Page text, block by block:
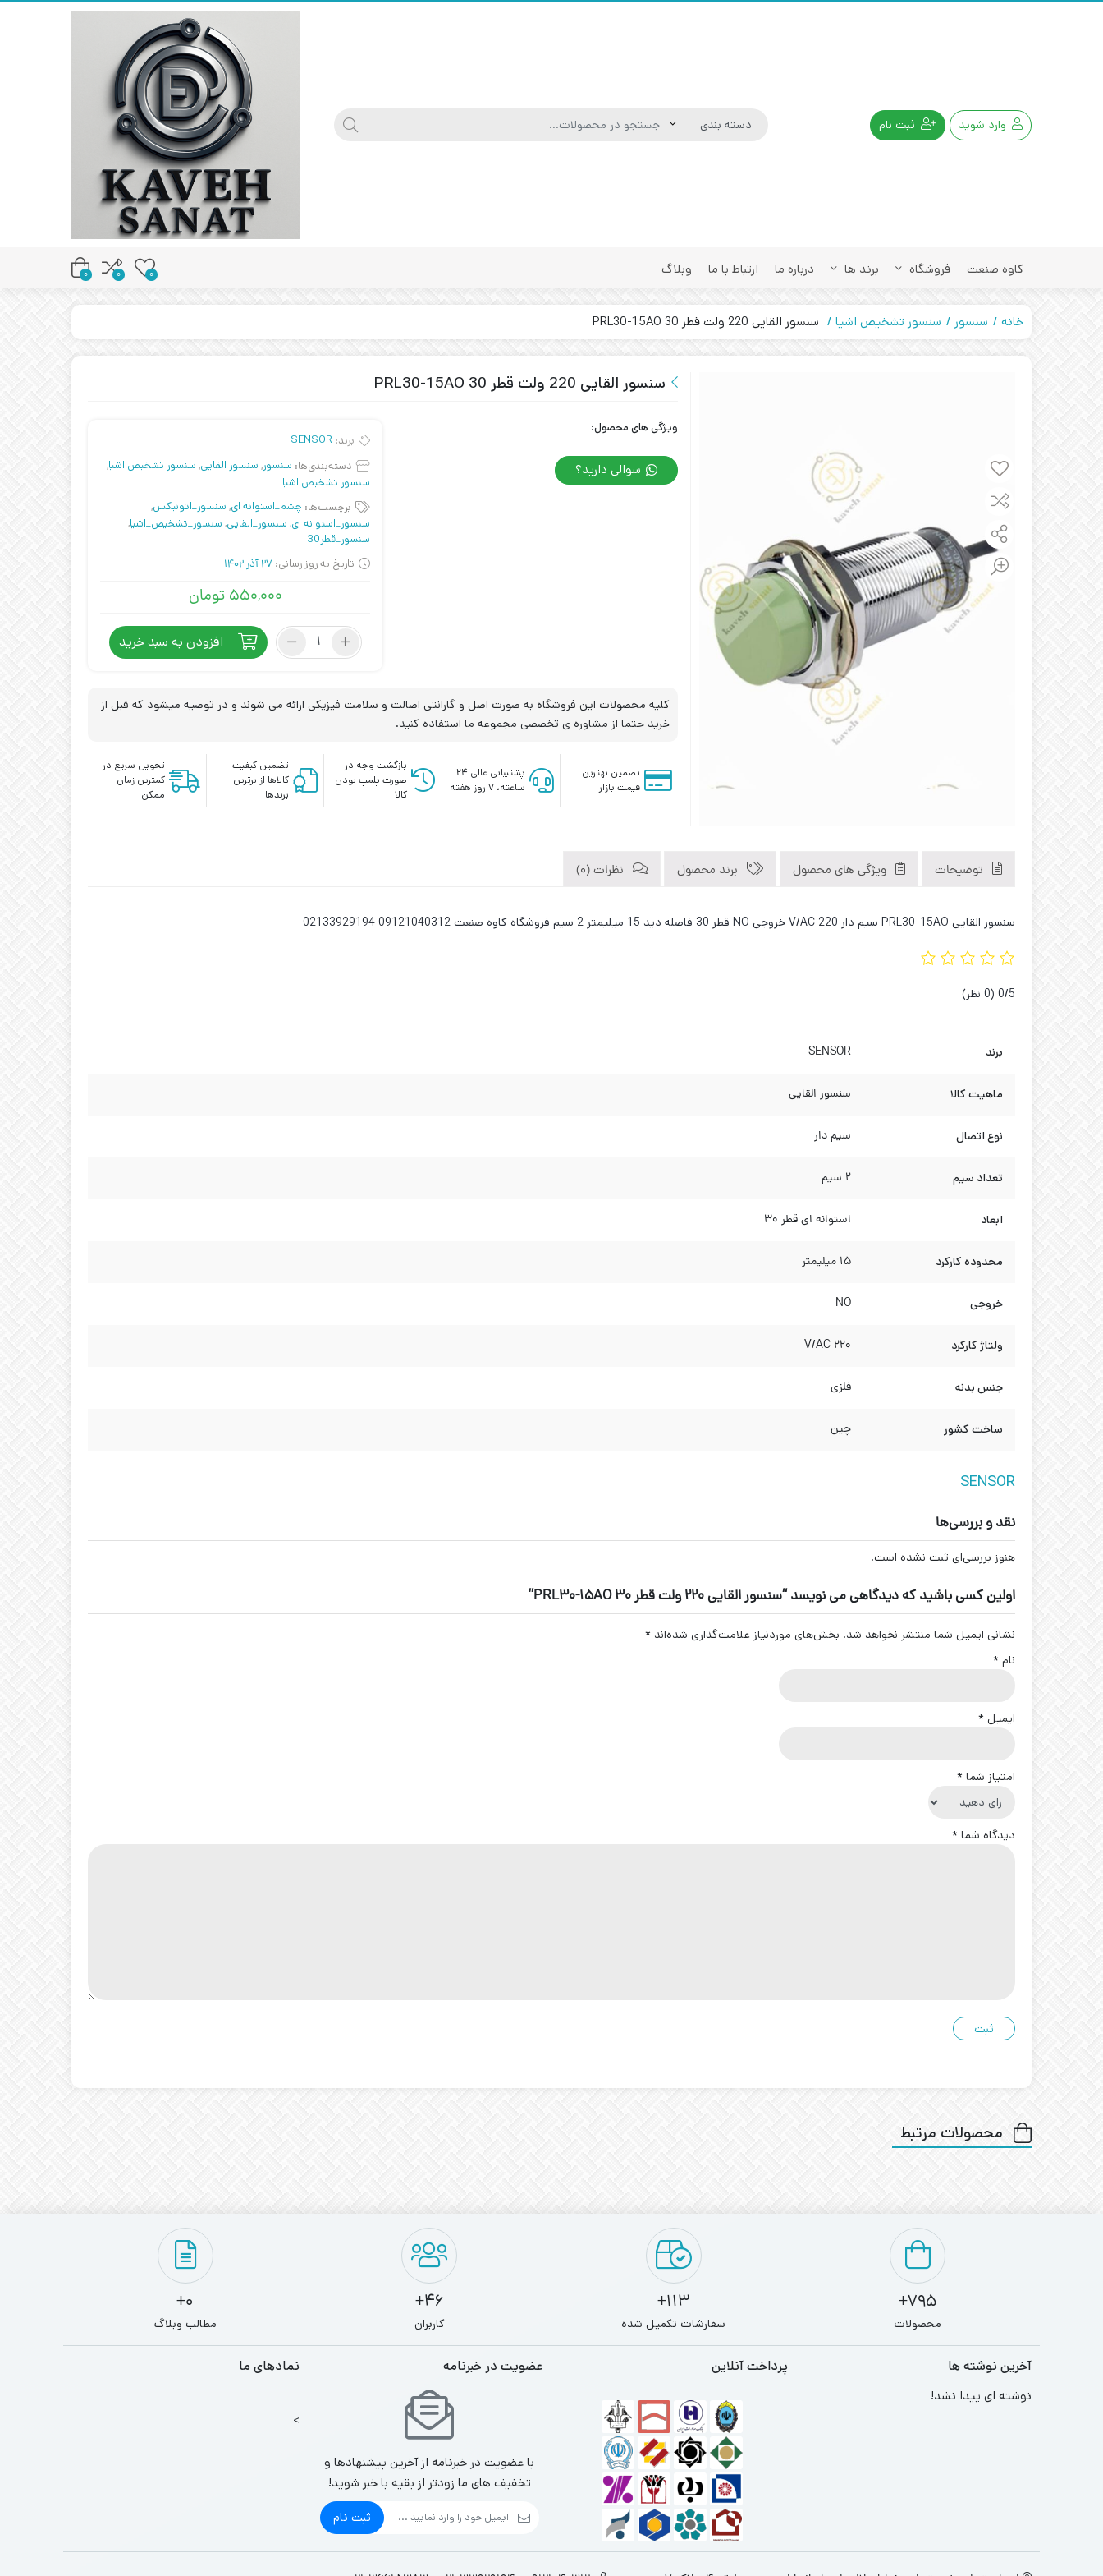
وارد شوید ثبت نام
کاوه صنعت فروشگاه برند ها درباره ما ارتباط با ما وبلاگ 0
0
0
خانه سنسور سنسور تشخیص اشیا سنسور القایی 220 ولت قطر 30 PRL30-15AO
سنسور القایی 220 ولت قطر 30 PRL30-15AO
ویژگی های محصول:
سوالی دارید؟
برند: SENSOR
دسته‌بندی‌ها: سنسور, سنسور القایی, سنسور تشخیص اشیا,
سنسور تشخیص اشیا
برچسب‌ها: چشم_استوانه ای, سنسور_اتونیکس,
سنسور_استوانه ای, سنسور_القایی, سنسور_تشخیص_اشیا,
سنسور_قطر30
تاریخ به روز رسانی: 27 آذر 1402
۵۵۰,۰۰۰ تومان
سنسور
قطر
15AO
عدد
افزودن به سبد خرید
کلیه محصولات این فروشگاه به صورت اصل و گارانتی اصالت و سلامت فیزیکی ارائه می شوند و در توصیه میشود که قبل از
خرید حتما از مشاوره ی تخصصی مجموعه ما استفاده کنید.
تضمین بهترین
قیمت بازار
پشتیبانی عالی ۲۴
ساعته، ۷ روز هفته
بازگشت وجه در
صورت پلمپ بودن
کالا
تضمین کیفیت
کالاها از برترین
برندها
تحویل سریع در
کمترین زمان
ممکن
توضیحات ویژگی های محصول برند محصول نظرات (0)
سنسور القایی PRL30-15AO سیم دار 220 V/AC خروجی NO قطر 30 فاصله دید 15 میلیمتر 2 سیم فروشگاه کاوه صنعت 09121040312 02133929194
‫0/5 ‫(0 نظر)
برند SENSOR
ماهیت کالا سنسور القایی
نوع اتصال سیم دار
تعداد سیم 2 سیم
ابعاد استوانه ای قطر 30
محدوده کارکرد 15 میلیمتر
خروجی NO
ولتاژ کارکرد 220 V/AC
جنس بدنه فلزی
ساخت کشور چین
SENSOR
نقد و بررسی‌ها
هنوز بررسی‌ای ثبت نشده است.
اولین کسی باشید که دیدگاهی می نویسد “سنسور القایی 220 ولت قطر 30 PRL30-15AO”
نشانی ایمیل شما منتشر نخواهد شد. بخش‌های موردنیاز علامت‌گذاری شده‌اند *
نام *
ایمیل *
امتیاز شما *
دیدگاه شما *
محصولات مرتبط
795+
محصولات
113+
سفارشات تکمیل شده
46+
کاربران
0+
مطالب وبلاگ
آخرین نوشته ها
نوشته ای پیدا نشد!
پرداخت آنلاین عضویت در خبرنامه
با عضویت در خبرنامه از آخرین پیشنهادها و
تخفیف های ما زودتر از بقیه با خبر شوید!
ثبت نام
نمادهای ما
>